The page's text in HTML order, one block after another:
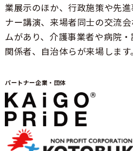
業展示のほか、行政施策や先
ナー講演、来場者同士の交流
ムがあり、介護事業者や病院
関係者、自治体らが来場します。
パートナー企業・団体